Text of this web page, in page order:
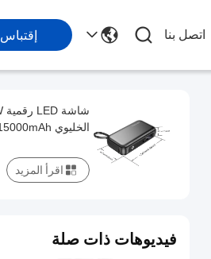
اتصل بنا إقتباس
الخليوي 15000mAh بطارية سريعة تخزين
اقرأ المزيد
فيديوهات ذات صلة